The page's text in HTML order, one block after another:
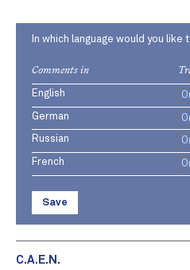
In which language would you
Comments in
English
German
Russian
French
Save
C.A.E.N.